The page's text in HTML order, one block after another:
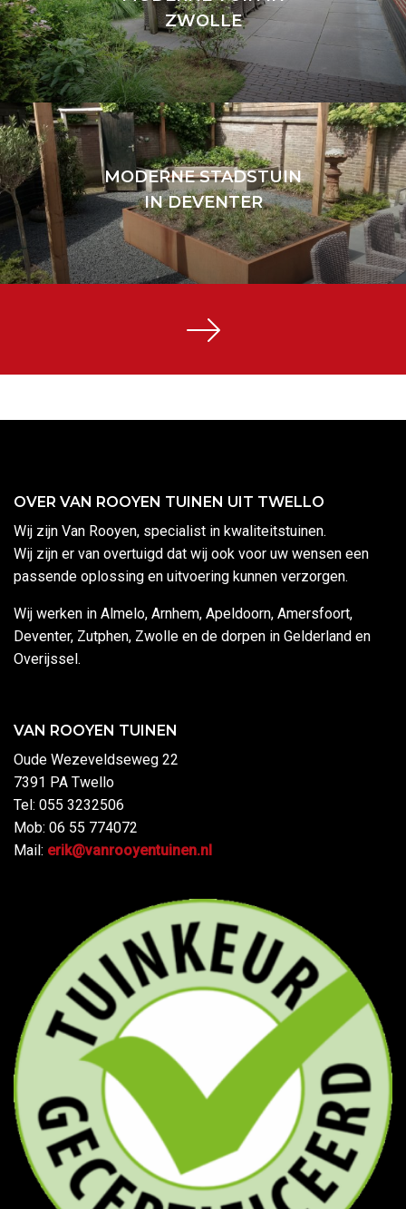
ZWOLLE
MODERNE TUIN IN ZWOLLE
Zwolle
MODERNE STADSTUIN
IN DEVENTER
MODERNE STADSTUIN IN DEVENTER
OVER VAN ROOYEN TUINEN UIT TWELLO
Wij zijn Van Rooyen, specialist in kwaliteitstuinen.
Wij zijn er van overtuigd dat wij ook voor uw wensen een
passende oplossing en uitvoering kunnen verzorgen.
Wij werken in Almelo, Arnhem, Apeldoorn, Amersfoort,
Deventer, Zutphen, Zwolle en de dorpen in Gelderland en
Overijssel.
VAN ROOYEN TUINEN
Oude Wezeveldseweg 22
7391 PA Twello
Tel: 055 3232506
Mob: 06 55 774072
Mail: erik@vanrooyentuinen.nl